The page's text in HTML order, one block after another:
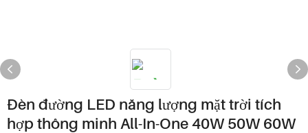
Đèn đường LED năng lượng mặt trời tích
hợp thông minh All-In-One 40W 50W 60W